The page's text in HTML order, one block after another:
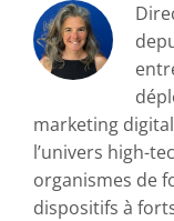
marketing
l’univers high-
organismes de
dispositifs à